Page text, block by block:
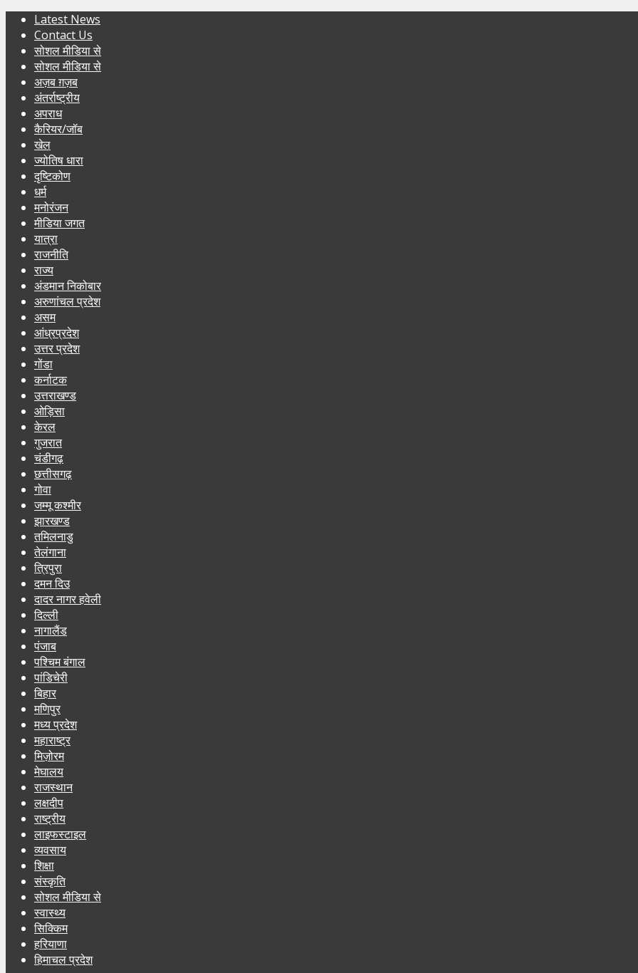
Latest News
Contact Us
सोशल मीडिया से
सोशल मीडिया से
अज़ब ग़ज़ब
अंतर्राष्ट्रीय
अपराध
कैरियर/जॉब
खेल
ज्योतिष धारा
दृष्टिकोण
धर्म
मनोरंजन
मीडिया जगत
यात्रा
राजनीति
राज्य
अंडमान निकोबार
अरुणांचल प्रदेश
असम
आंध्रप्रदेश
उत्तर प्रदेश
गोंडा
कर्नाटक
उत्तराखण्ड
ओड़िसा
केरल
गुजरात
चंडीगढ़
छत्तीसगढ़
गोवा
जम्मू कश्मीर
झारखण्ड
तमिलनाडु
तेलंगाना
त्रिपुरा
दमन दिउ
दादर नागर हवेली
दिल्ली
नागालैंड
पंजाब
पश्चिम बंगाल
पांडिचेरी
बिहार
मणिपुर
मध्य प्रदेश
महाराष्ट्र
मिज़ोरम
मेघालय
राजस्थान
लक्षदीप
राष्ट्रीय
लाइफस्टाइल
व्यवसाय
शिक्षा
संस्कृति
सोशल मीडिया से
स्वास्थ्य
सिक्किम
हरियाणा
हिमाचल प्रदेश